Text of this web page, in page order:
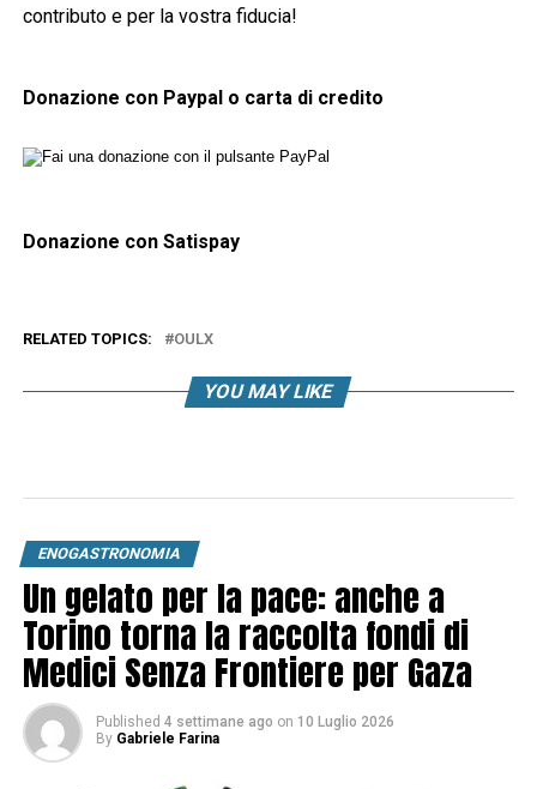
contributo e per la vostra fiducia!
Donazione con Paypal o carta di credito
Donazione con Satispay
RELATED TOPICS: OULX
YOU MAY LIKE
ENOGASTRONOMIA
Un gelato per la pace: anche a
Torino torna la raccolta fondi di
Medici Senza Frontiere per Gaza
Published 4 settimane ago on 10 Luglio 2026
By Gabriele Farina